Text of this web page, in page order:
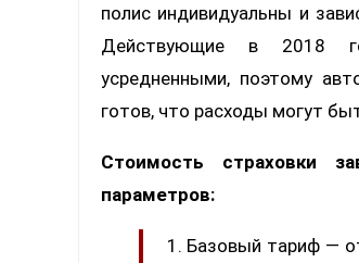
полис индивидуальны и
Действующие в 2018
усредненными, поэтому
готов, что расходы могут
Стоимость страховки
параметров:
Базовый тариф —